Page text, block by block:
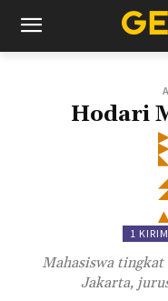
Hodari
1
Mahasiswa
Jakarta,